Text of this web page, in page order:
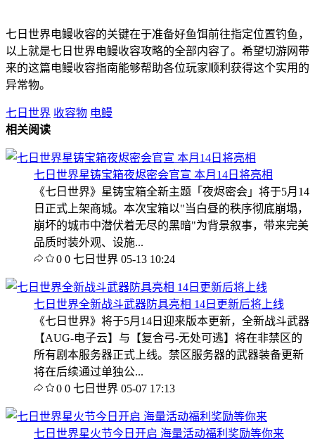
七日世界电鳗收容的关键在于准备好鱼饵前往指定位置钓鱼，
以上就是七日世界电鳗收容攻略的全部内容了。希望切游网带
来的这篇电鳗收容指南能够帮助各位玩家顺利获得这个实用的
异常物。
七日世界 收容物 电鳗
相关阅读
七日世界星铸宝箱夜烬密会官宣 本月14日将亮相
《七日世界》星铸宝箱全新主题「夜烬密会」将于5月14
日正式上架商城。本次宝箱以"当白昼的秩序彻底崩塌，
崩坏的城市中潜伏着无尽的黑暗"为背景叙事，带来完美
品质时装外观、设施...
0 0 七日世界 05-13 10:24
七日世界全新战斗武器防具亮相 14日更新后将上线
《七日世界》将于5月14日迎来版本更新，全新战斗武器
【AUG-电子云】与【复合弓-无处可逃】将在非禁区的
所有剧本服务器正式上线。禁区服务器的武器装备更新
将在后续通过单独公...
0 0 七日世界 05-07 17:13
七日世界星火节今日开启 海量活动福利奖励等你来